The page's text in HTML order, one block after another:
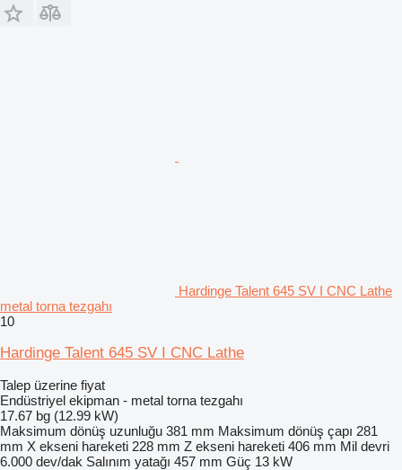
Hardinge Talent 645 SV I CNC Lathe
metal torna tezgahı
10
Hardinge Talent 645 SV I CNC Lathe
Talep üzerine fiyat
Endüstriyel ekipman - metal torna tezgahı
17.67 bg (12.99 kW)
Maksimum dönüş uzunluğu 381 mm Maksimum dönüş çapı 281
mm X ekseni hareketi 228 mm Z ekseni hareketi 406 mm Mil devri
6.000 dev/dak Salınım yatağı 457 mm Güç 13 kW